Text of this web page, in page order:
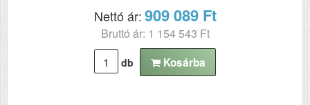
Kétoldalas, duplex
nyomtatás
ADF (automatikus
lapolvasó)
Nettó ár:909 089 Ft
Bruttó ár: 1 154 543 Ft
db Kosárba